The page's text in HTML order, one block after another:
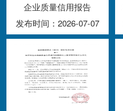
企业质量信用报告
发布时间：2026-07-07